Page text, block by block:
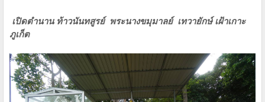
เปิดตำนาน ท้าวนันทสูรย์ พระนางขมุมาลย์ เทวายักษ์ เฝ้าเกาะ
ภูเก็ต